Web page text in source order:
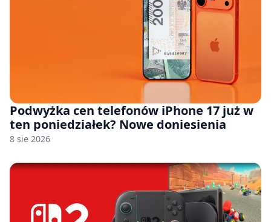
Podwyżka cen telefonów iPhone 17 już w
ten poniedziałek? Nowe doniesienia
8 sie 2026